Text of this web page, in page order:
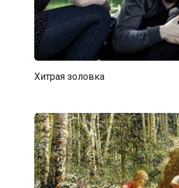
Хитрая золовка